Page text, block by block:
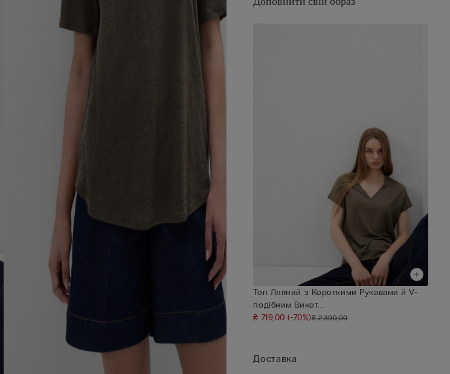
Топ Лляний з Короткими Рукавами й V-
подібним Викот...
₴ 719,00(-70%)₴ 2.399,00
Доставка